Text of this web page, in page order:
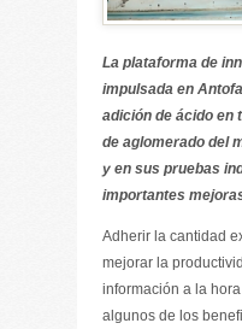
La plataforma de
impulsada en
adición de ácido en
de aglomerado del
y en sus pruebas
importantes
Adherir la cantidad
mejorar la
información a la
algunos de los